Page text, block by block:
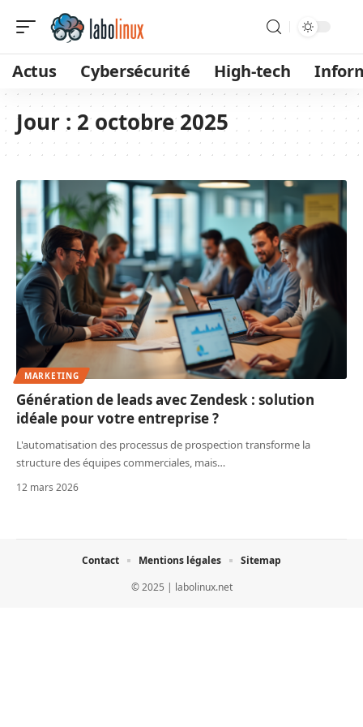
Actus Cybersécurité High-tech
Jour : 2 octobre 2025
MARKETING
Génération de leads avec Zendesk : solution
idéale pour votre entreprise ?
L'automatisation des processus de prospection transforme la
structure des équipes commerciales, mais…
12 mars 2026
© 2025 | labolinux.net
Contact Mentions légales Sitemap